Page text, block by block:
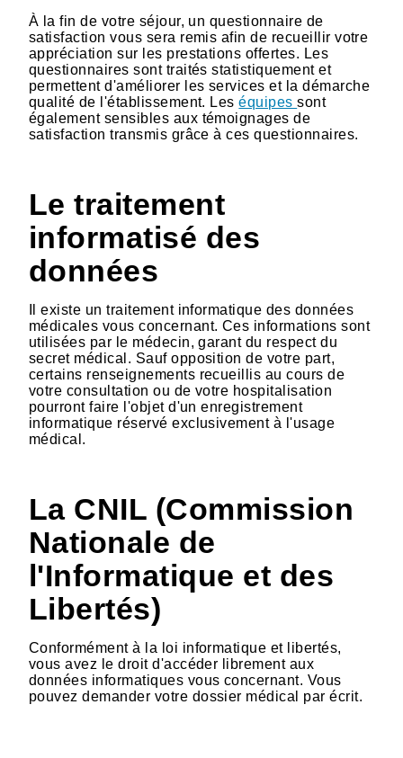
À la fin de votre séjour, un questionnaire de
satisfaction vous sera remis afin de recueillir votre
appréciation sur les prestations offertes. Les
questionnaires sont traités statistiquement et
permettent d'améliorer les services et la démarche
qualité de l'établissement. Leséquipessont
également sensibles aux témoignages de
satisfaction transmis grâce à ces questionnaires.
Le traitement
informatisé des
données
Il existe un traitement informatique des données
médicales vous concernant. Ces informations sont
utilisées par le médecin, garant du respect du
secret médical. Sauf opposition de votre part,
certains renseignements recueillis au cours de
votre consultation ou de votre hospitalisation
pourront faire l'objet d'un enregistrement
informatique réservé exclusivement à l'usage
médical.
La CNIL (Commission
Nationale de
l'Informatique et des
Libertés)
Conformément à la loi informatique et libertés,
vous avez le droit d'accéder librement aux
données informatiques vous concernant. Vous
pouvez demander votre dossier médical par écrit.